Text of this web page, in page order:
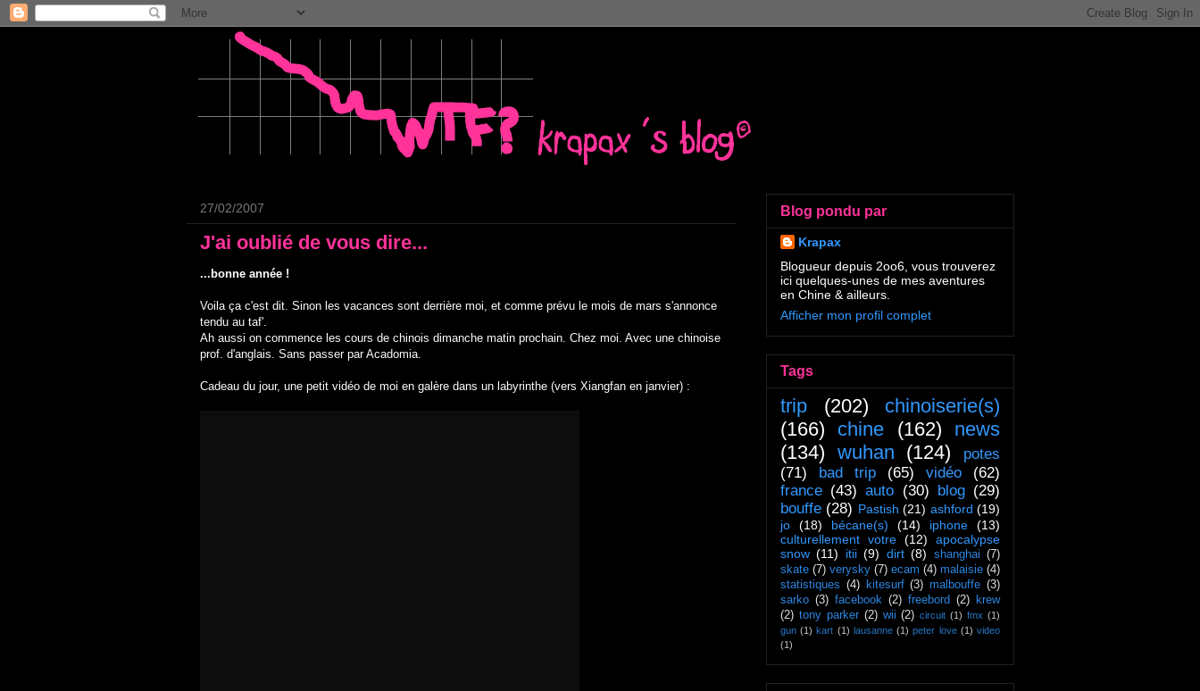
27/02/2007
J'ai oublié de vous dire...
...bonne année !
Voila ça c'est dit. Sinon les vacances sont derrière moi, et comme prévu le mois de mars s'annonce
tendu au taf'.
Ah aussi on commence les cours de chinois dimanche matin prochain. Chez moi. Avec une chinoise
prof. d'anglais. Sans passer par Acadomia.
Cadeau du jour, une petit vidéo de moi en galère dans un labyrinthe (vers Xiangfan en janvier) :
Blog pondu par
Krapax
Blogueur depuis 2oo6, vous trouverez
ici quelques-unes de mes aventures
en Chine & ailleurs.
Afficher mon profil complet
Tags
trip (202)
chinoiserie(s)
(166)
chine (162)
news
(134) wuhan (124)
potes
(71)
bad trip (65) vidéo
(62)
france (43) auto (30) blog (29)
bouffe (28) Pastish (21) ashford (19)
jo
(18) bécane(s) (14) iphone
(13)
culturellement votre (12)
apocalypse
snow (11) itii (9) dirt (8) shanghai (7)
skate (7) verysky (7) ecam (4) malaisie (4)
statistiques (4) kitesurf (3) malbouffe (3)
sarko (3) facebook (2) freebord (2)
krew
(2) tony parker (2) wii (2) circuit (1) fmx (1)
gun (1) kart (1) lausanne (1) peter love (1) video
(1)